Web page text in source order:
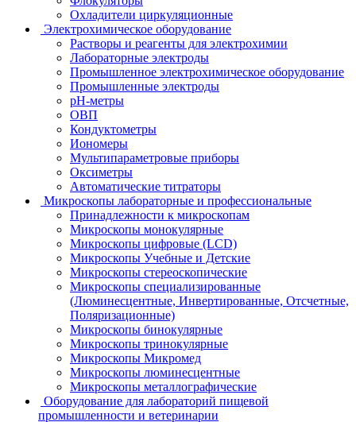
Охладители циркуляционные
Электрохимическое оборудование
Растворы и реагенты для электрохимии
Лабораторные электроды
Промышленное электрохимическое оборудование
Промышленные электроды
pH-метры
ОВП
Кондуктометры
Иономеры
Мультипараметровые приборы
Оксиметры
Автоматические титраторы
Микроскопы лабораторные и профессиональные
Принадлежности к микроскопам
Микроскопы монокулярные
Микроскопы цифровые (LCD)
Микроскопы Учебные и Детские
Микроскопы стереоскопические
Микроскопы специализированные
(Люминесцентные, Инвертированные, Отсчетные,
Поляризационные)
Микроскопы бинокулярные
Микроскопы тринокулярные
Микроскопы Микромед
Микроскопы люминесцентные
Микроскопы металлографические
Оборудование для лабораторий пищевой
промышленности и ветеринарии